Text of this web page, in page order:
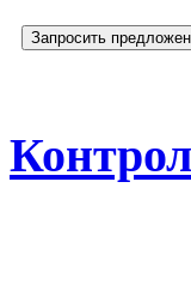
Запросить